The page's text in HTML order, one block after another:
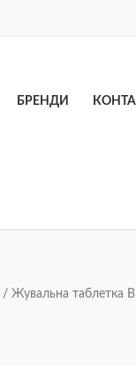
БРЕНДИ
/ Жувальна таблетка